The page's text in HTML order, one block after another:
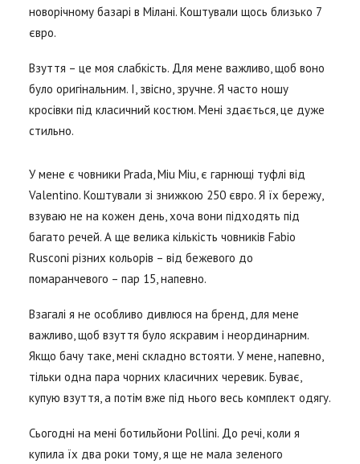
новорічному базарі в Мілані. Коштували щось близько 7
євро.
Взуття – це моя слабкість. Для мене важливо, щоб воно
було оригінальним. І, звісно, зручне. Я часто ношу
кросівки під класичний костюм. Мені здається, це дуже
стильно.
У мене є човники Prada, Miu Miu, є гарнющі туфлі від
Valentino. Коштували зі знижкою 250 євро. Я їх бережу,
взуваю не на кожен день, хоча вони підходять під
багато речей. А ще велика кількість човників Fabio
Rusconi різних кольорів – від бежевого до
помаранчевого – пар 15, напевно.
Взагалі я не особливо дивлюся на бренд, для мене
важливо, щоб взуття було яскравим і неординарним.
Якщо бачу таке, мені складно встояти. У мене, напевно,
тільки одна пара чорних класичних черевик. Буває,
купую взуття, а потім вже під нього весь комплект одягу.
Сьогодні на мені ботильйони Pollini. До речі, коли я
купила їх два роки тому, я ще не мала зеленого